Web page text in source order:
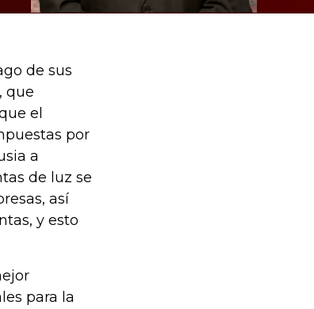
de sus
que
el
por
a
de luz se
así
y esto
para la